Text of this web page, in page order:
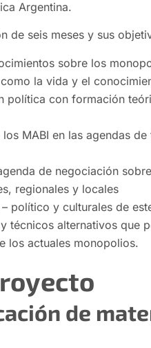
Argentina.
de seis meses y sus
sobre los
la vida y el
política con formación
MABI en las agendas
de negociación
regionales y locales
político y culturales de
técnicos alternativos que
los actuales monopolios.
de